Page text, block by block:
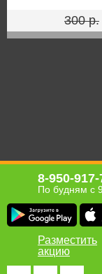
300 р.
8-950-
По будням с
Разместить
акцию